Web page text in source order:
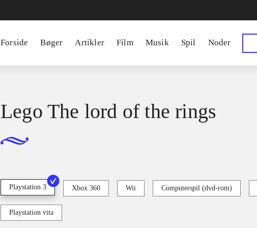
Forside Bøger Artikler Film Musik Spil Noder
Lego The lord of the rings
Playstation 3 Xbox 360 Wii Computerspil (dvd-rom)
Playstation vita